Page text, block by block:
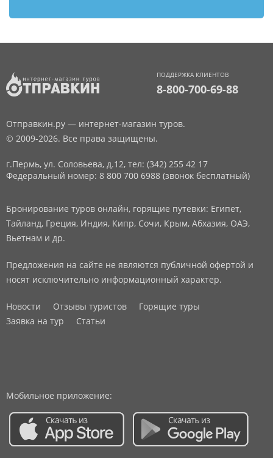
ПОДДЕРЖКА КЛИЕНТОВ
8-800-700-69-88
Отправкин.ру — интернет-магазин туров.
© 2009-2026. Все права защищены.
г.Пермь, ул. Соловьева, д.12, тел: (342) 255 42 17
Федеральный номер: 8 800 700 6988 (звонок бесплатный)
Бронирование туров онлайн, горящие путевки: Египет,
Тайланд, Греция, Индия, Кипр, Сочи, Крым, Абхазия, ОАЭ,
Вьетнам и др.
Предложения на сайте не являются публичной офертой и
носят исключительно информационный характер.
Новости Отзывы туристов
Горящие туры
Заявка на тур
Статьи
Мобильное приложение: